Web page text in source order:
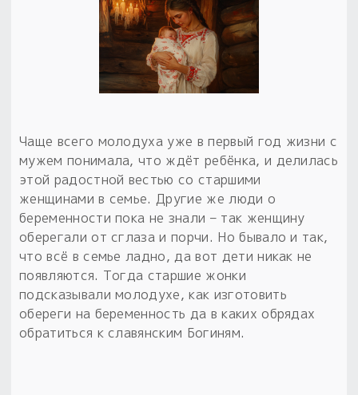
Чаще всего молодуха уже в первый год жизни с
мужем понимала, что ждёт ребёнка, и делилась
этой радостной вестью со старшими
женщинами в семье. Другие же люди о
беременности пока не знали – так женщину
оберегали от сглаза и порчи. Но бывало и так,
что всё в семье ладно, да вот дети никак не
появляются. Тогда старшие жонки
подсказывали молодухе, как изготовить
обереги на беременность да в каких обрядах
обратиться к славянским Богиням.